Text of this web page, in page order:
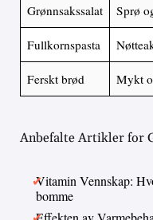
Grønnsakssalat Sprø
Fullkornspasta
Ferskt brød Mykt
Anbefalte Artikler for
Vitamin Vennskap:
bomme